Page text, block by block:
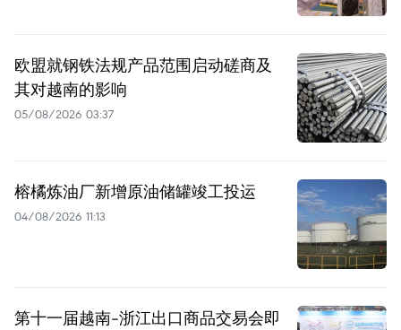
欧盟就钢铁法规产品范围启动磋商及
其对越南的影响
05/08/2026 03:37
榕橘炼油厂新增原油储罐竣工投运
04/08/2026 11:13
第十一届越南-浙江出口商品交易会即